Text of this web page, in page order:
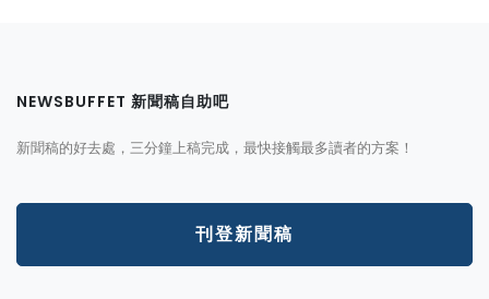
NEWSBUFFET 新聞稿自助吧
新聞稿的好去處，三分鐘上稿完成，最快接觸最多讀者的方案！
刊登新聞稿